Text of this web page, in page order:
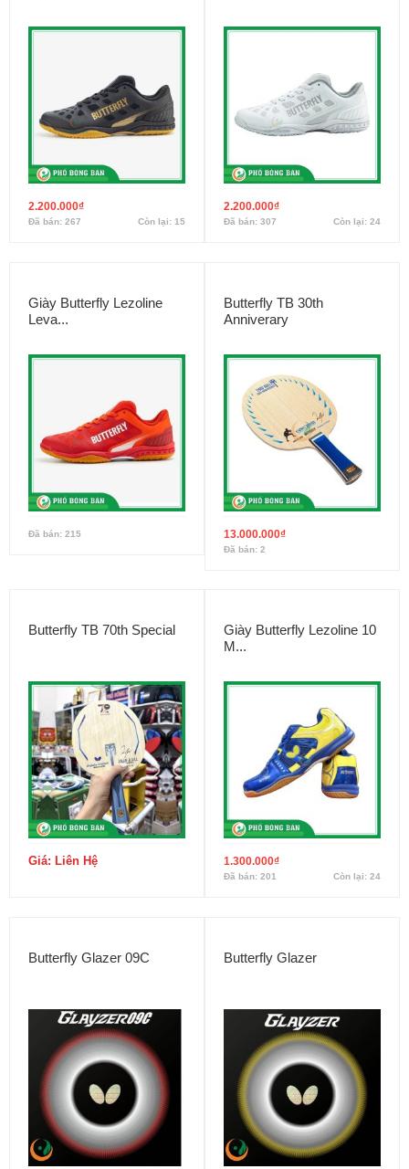
2.200.000₫
Còn lại: 15
Đã bán: 267
2.200.000₫
Còn lại: 24
Đã bán: 307
Giày Butterfly Lezoline
Leva...
Đã bán: 215
Butterfly TB 30th
Anniverary
13.000.000₫
Đã bán: 2
Butterfly TB 70th Special
Giá: Liên Hệ
Giày Butterfly Lezoline 10
M...
1.300.000₫
Còn lại: 24
Đã bán: 201
Butterfly Glazer 09C Butterfly Glazer